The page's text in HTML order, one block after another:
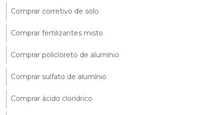
Comprar corretivo de solo
Comprar fertilizantes misto
Comprar policloreto de alumínio
Comprar sulfato de alumínio
Comprar ácido clorídrico